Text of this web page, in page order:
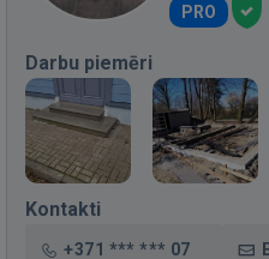
PRO
Darbu piemēri
Kontakti
+371 *** *** 07